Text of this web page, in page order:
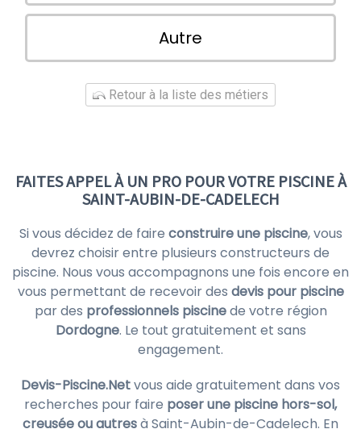
Autre
Retour à la liste des métiers
FAITES APPEL À UN PRO POUR VOTRE PISCINE À
SAINT-AUBIN-DE-CADELECH
Si vous décidez de faire construire une piscine, vous
devrez choisir entre plusieurs constructeurs de
piscine. Nous vous accompagnons une fois encore en
vous permettant de recevoir des devis pour piscine
par des professionnels piscinede votre région
Dordogne. Le tout gratuitement et sans
engagement.
Devis-Piscine.Netvous aide gratuitement dans vos
recherches pour faire poser une piscine hors-sol,
creusée ou autresà Saint-Aubin-de-Cadelech. En